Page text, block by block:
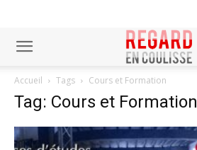
Accueil Tags Cours et Formation
Tag: Cours et Formation